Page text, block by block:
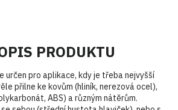
PRODUKTU
určen pro aplikace, kdy je třeba nejvyšší
přilne ke kovům (hliník, nerezová ocel),
ABS) a různým nátěrům.